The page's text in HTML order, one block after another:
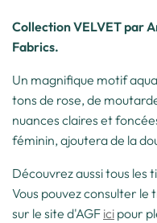
Collection VELVET par
Fabrics.
Un magnifique motif
tons de rose, de
nuances claires et
féminin, ajoutera de la
Découvrez aussi tous les
Vous pouvez consulter le
sur le site d'AGF ici pour